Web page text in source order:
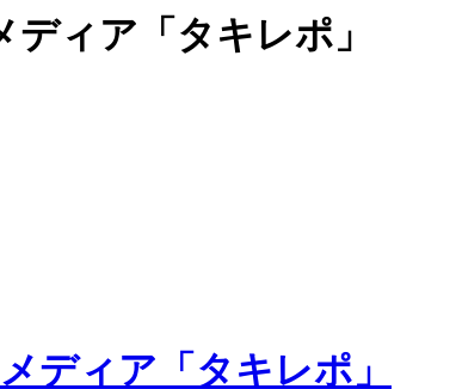
ィア「タキレポ」